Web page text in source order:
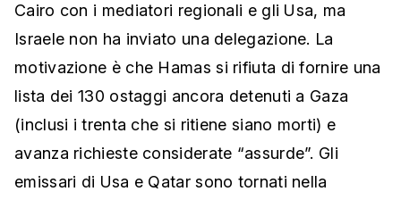
Cairo con i mediatori regionali e gli Usa, ma
Israele non ha inviato una delegazione. La
motivazione è che Hamas si rifiuta di fornire una
lista dei 130 ostaggi ancora detenuti a Gaza
(inclusi i trenta che si ritiene siano morti) e
avanza richieste considerate “assurde”. Gli
emissari di Usa e Qatar sono tornati nella